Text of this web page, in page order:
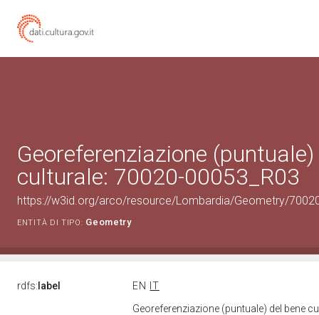
Georeferenziazione
culturale: 70020-00053_R03
https://w3id.org/arco/resource/Lombardia/Geometry/
ENTITÀ DI TIPO: Geometry
rdfs: label EN
IT
Georeferenziazione (puntuale) del bene